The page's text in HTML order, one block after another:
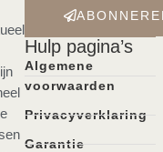
Hulp pagina’s
Algemene
voorwaarden
Privacyverklaring
Garantie